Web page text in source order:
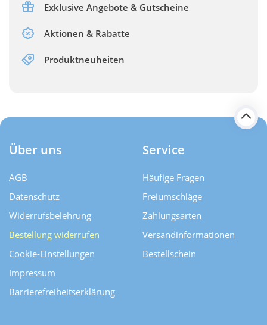
Exklusive Angebote & Gutscheine
Aktionen & Rabatte
Produktneuheiten
Über uns
AGB
Datenschutz
Widerrufsbelehrung
Bestellung widerrufen
Cookie-Einstellungen
Impressum
Barrierefreiheitserklärung
Service
Häufige Fragen
Freiumschläge
Zahlungsarten
Versand­informationen
Bestellschein